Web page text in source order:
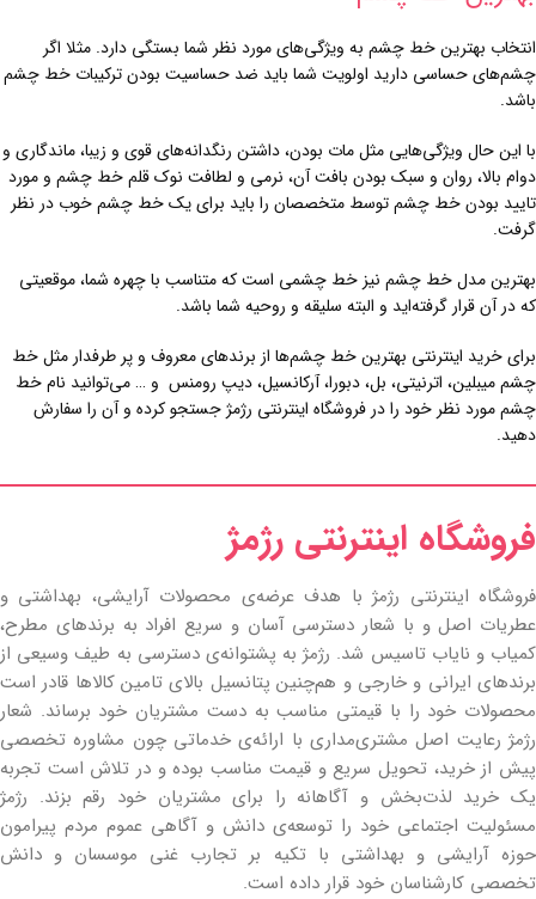
انتخاب بهترین خط چشم به ویژگی‌های مورد نظر شما بستگی دارد. مثلا اگر
چشم‌های حساسی دارید اولویت شما باید ضد حساسیت بودن ترکیبات خط چشم
باشد.
با این حال ویژگی‌هایی مثل مات بودن، داشتن رنگدانه‌های قوی و زیبا، ماندگاری و
دوام بالا، روان و سبک بودن بافت آن، نرمی و لطافت نوک قلم‌ خط چشم و مورد
تایید بودن خط چشم توسط متخصصان را باید برای یک خط چشم خوب در نظر
گرفت.
بهترین مدل خط چشم نیز خط چشمی است که متناسب با چهره شما، موقعیتی
که در آن قرار گرفته‌اید و البته سلیقه و روحیه شما باشد.
برای خرید اینترنتی بهترین خط چشم‌ها از برندهای معروف و پر طرفدار مثل خط
چشم میبلین، اترنیتی، بل، دبورا، آرکانسیل، دیپ رومنس و … می‌توانید نام خط
چشم مورد نظر خود را در فروشگاه اینترنتی رژمژ جستجو کرده و آن را سفارش
دهید.
فروشگاه اینترنتی رژمژ​
فروشگاه اینترنتی رژمژ با هدف عرضه‌ی محصولات آرایشی، بهداشتی و
عطریات اصل و با شعار دسترسی آسان و سریع افراد به برندهای مطرح،
کمیاب و نایاب تاسیس شد. رژمژ به پشتوانه‌ی دسترسی به طیف وسیعی از
برندهای ایرانی و خارجی و هم‌چنین پتانسیل بالای تامین کالاها قادر است
محصولات خود را با قیمتی مناسب به دست مشتریان خود برساند. شعار
رژمژ رعایت اصل مشتری‌مداری با ارائه‌ی خدماتی چون مشاوره تخصصی
پیش از خرید، تحویل سریع و قیمت مناسب بوده و در تلاش است تجربه
یک خرید لذت‌بخش و آگاهانه را برای مشتریان خود رقم بزند. رژمژ
مسئولیت اجتماعی خود را توسعه‌ی دانش و آگاهی عموم مردم پیرامون
حوزه آرایشی و بهداشتی با تکیه بر تجارب غنی موسسان و دانش
تخصصی کارشناسان خود قرار داده است.